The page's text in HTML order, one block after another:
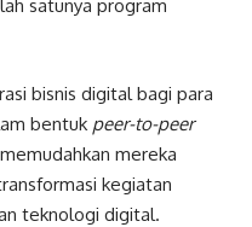
satunya program
bisnis digital bagi para
bentuk peer-to-peer
mereka
kegiatan
teknologi digital.